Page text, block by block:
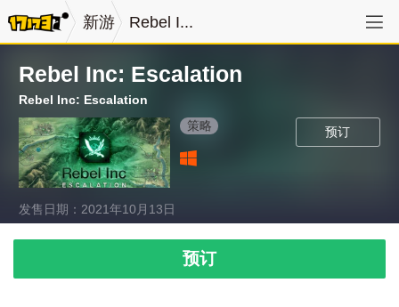
新游 Rebel I...
Rebel Inc: Escalation
Rebel Inc: Escalation
预订
策略
发售日期：2021年10月13日
预订